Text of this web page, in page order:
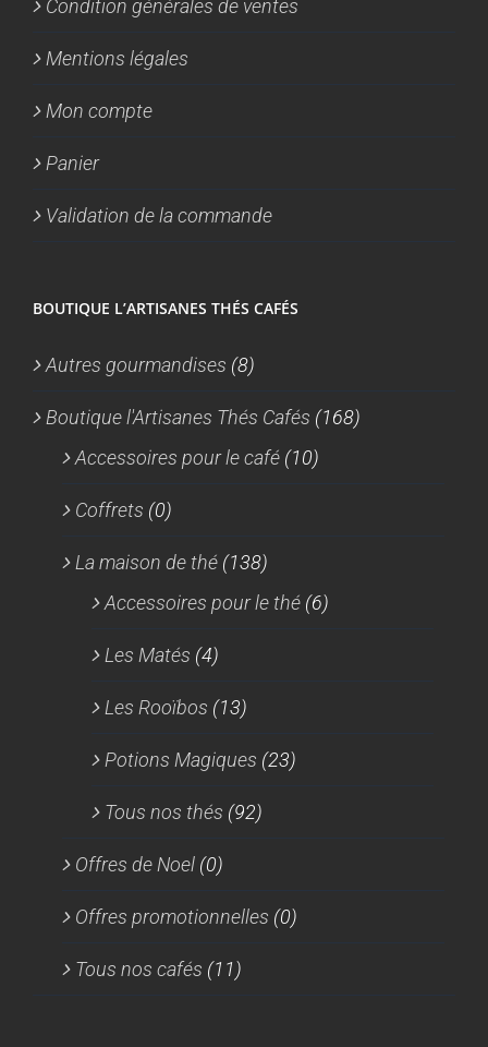
Condition générales de ventes
Mentions légales
Mon compte
Panier
Validation de la commande
BOUTIQUE L’ARTISANES THÉS CAFÉS
Autres gourmandises (8)
Boutique l'Artisanes Thés Cafés (168)
Accessoires pour le café (10)
Coffrets (0)
La maison de thé (138)
Accessoires pour le thé (6)
Les Matés (4)
Les Rooïbos (13)
Potions Magiques (23)
Tous nos thés (92)
Offres de Noel (0)
Offres promotionnelles (0)
Tous nos cafés (11)